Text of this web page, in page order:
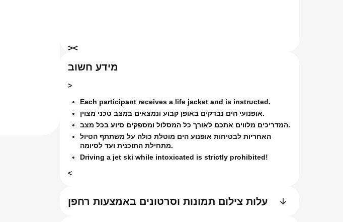
><
מידע חשוב
>
Each participant receives a life jacket and is instructed.
אופנועי הים נבדקים באופן קבוע ונמצאים במצב טכני מצוין.
המדריכים מלווים אתכם לאורך כל המסלול ומספקים סיוע בכל מצב.
האחריות לבטיחות אופנוע הים מוטלת כולה על משתתף הטיול
מתחילת התוכנית ועד לסיומה.
Driving a jet ski while intoxicated is strictly prohibited!
<
עלות צילום תמונות וסרטונים באמצעות רחפן